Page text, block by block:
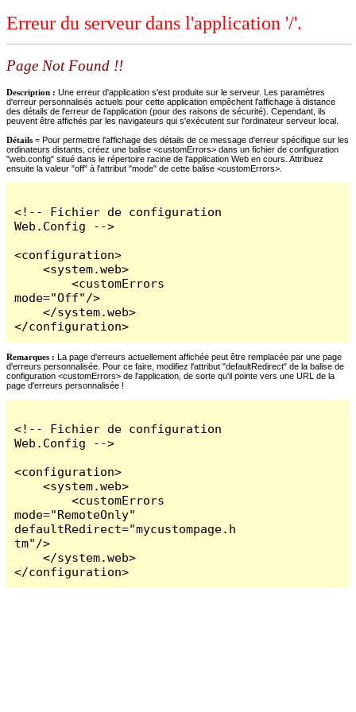
Erreur du serveur dans l'application '/'.
Page Not Found !!
Description : Une erreur d'application s'est produite sur le serveur. Les paramètres
d'erreur personnalisés actuels pour cette application empêchent l'affichage à distance
des détails de l'erreur de l'application (pour des raisons de sécurité). Cependant, ils
peuvent être affichés par les navigateurs qui s'exécutent sur l'ordinateur serveur local.
Détails = Pour permettre l'affichage des détails de ce message d'erreur spécifique sur les
ordinateurs distants, créez une balise <customErrors> dans un fichier de configuration
"web.config" situé dans le répertoire racine de l'application Web en cours. Attribuez
ensuite la valeur "off" à l'attribut "mode" de cette balise <customErrors>.
<!-- Fichier de configuration
Web.Config -->
<configuration>
    <system.web>
        <customErrors
mode="Off"/>
    </system.web>
</configuration>
Remarques : La page d'erreurs actuellement affichée peut être remplacée par une page
d'erreurs personnalisée. Pour ce faire, modifiez l'attribut "defaultRedirect" de la balise de
configuration <customErrors> de l'application, de sorte qu'il pointe vers une URL de la
page d'erreurs personnalisée !
<!-- Fichier de configuration
Web.Config -->
<configuration>
    <system.web>
        <customErrors
mode="RemoteOnly"
defaultRedirect="mycustompage.h
tm"/>
    </system.web>
</configuration>